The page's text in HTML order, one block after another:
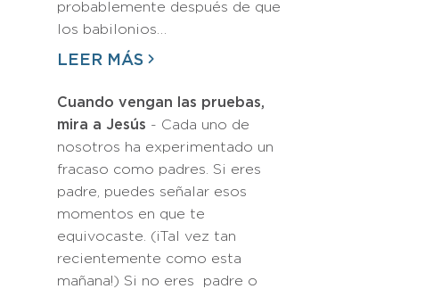
probablemente después de que
los babilonios…
LEER MÁS
Cuando vengan las pruebas,
mira a Jesús - Cada uno de
nosotros ha experimentado un
fracaso como padres. Si eres
padre, puedes señalar esos
momentos en que te
equivocaste. (¡Tal vez tan
recientemente como esta
mañana!) Si no eres padre o